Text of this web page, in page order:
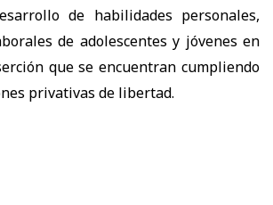
de habilidades personales,
de adolescentes y jóvenes en
que se encuentran cumpliendo
privativas de libertad.